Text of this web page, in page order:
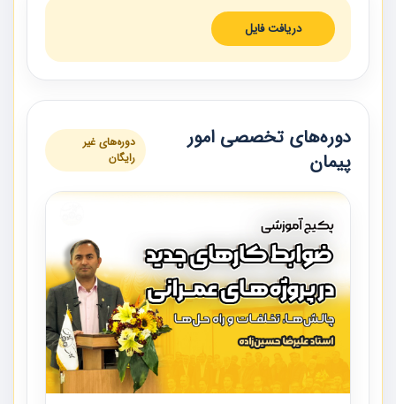
دریافت فایل
دوره‌های تخصصی امور
پیمان
دوره‌های غیر
رایگان